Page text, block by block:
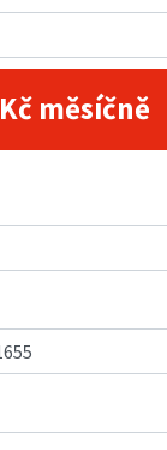
Kč měsíčně